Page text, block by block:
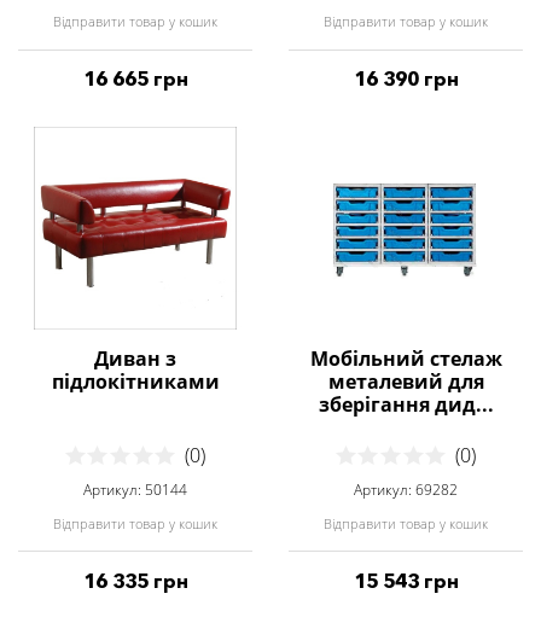
Відправити товар у кошик
16 665 грн
Відправити товар у кошик
16 390 грн
Диван з
підлокітниками
(0)
Артикул: 50144
Відправити товар у кошик
16 335 грн
Мобільний стелаж
металевий для
зберігання дид...
(0)
Артикул: 69282
Відправити товар у кошик
15 543 грн